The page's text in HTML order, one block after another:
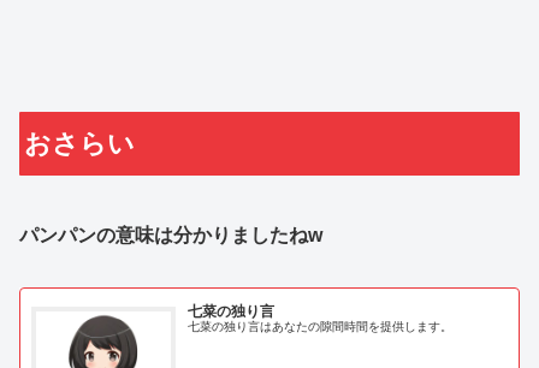
おさらい
パンパンの意味は分かりましたねw
七菜の独り言
七菜の独り言はあなたの隙間時間を提供します。